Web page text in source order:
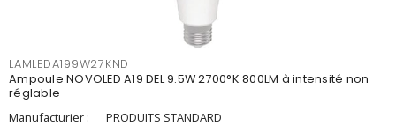
LAMLEDA199W27KND
Ampoule NOVOLED A19 DEL 9.5W 2700°K 800LM à intensité non
réglable
Manufacturier :
PRODUITS STANDARD